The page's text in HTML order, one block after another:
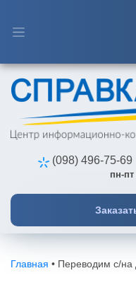
Телефон*
Имя*
Справка о несудимости
Апостиль
Истребование документов
(098) 496-75-69
пн-
Главная • Переводим с/на